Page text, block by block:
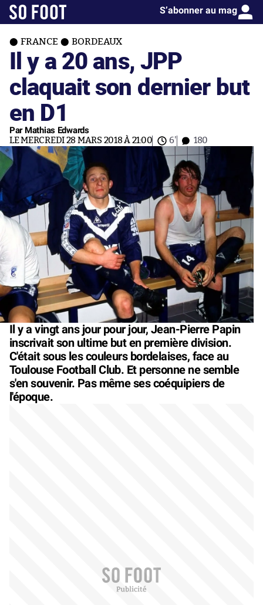
S’abonner au mag
FRANCE BORDEAUX
Il y a 20 ans, JPP
claquait son dernier but
en D1
Par Mathias Edwards
LE MERCREDI 28 MARS 2018 À 21:00 6' 180
Il y a vingt ans jour pour jour, Jean-Pierre Papin
inscrivait son ultime but en première division.
C'était sous les couleurs bordelaises, face au
Toulouse Football Club. Et personne ne semble
s'en souvenir. Pas même ses coéquipiers de
l'époque.